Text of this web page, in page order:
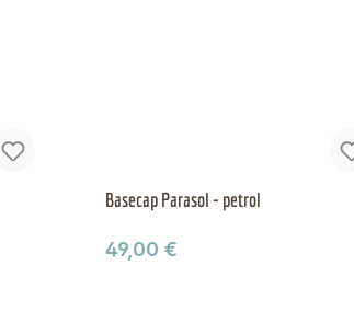
Basecap Parasol - petrol
Regulärer Preis:
49,00 €